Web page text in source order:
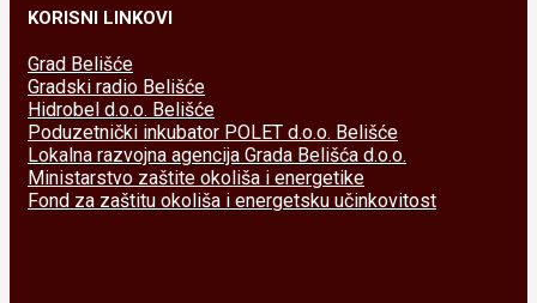
KORISNI LINKOVI
Grad Belišće
Gradski radio Belišće
Hidrobel d.o.o. Belišće
Poduzetnički inkubator POLET d.o.o. Belišće
Lokalna razvojna agencija Grada Belišća d.o.o.
Ministarstvo zaštite okoliša i energetike
Fond za zaštitu okoliša i energetsku učinkovitost